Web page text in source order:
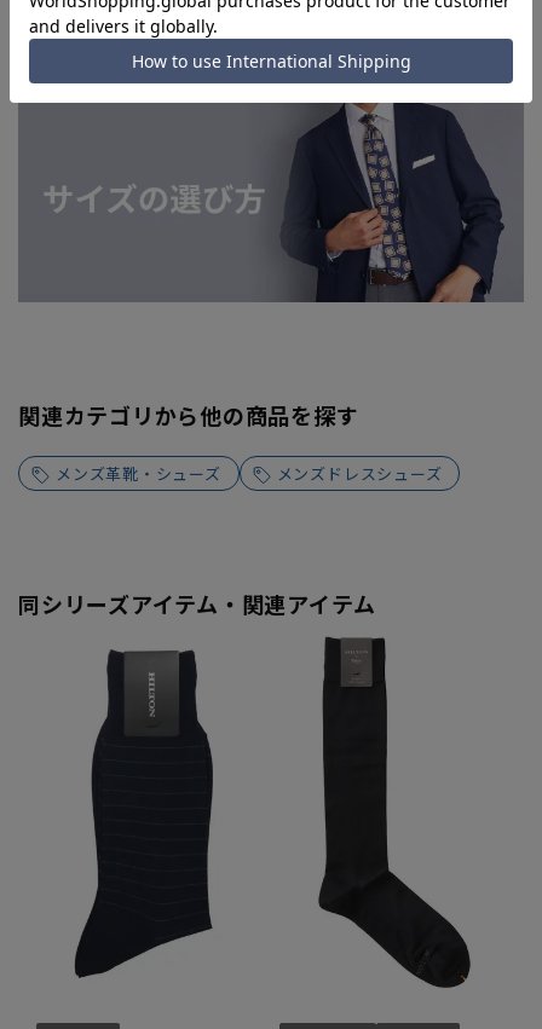
よってはお急ぎ発送サービスを選択できない場合がございま
す。
関連カテゴリから他の商品を探す
メンズ革靴・シューズ メンズドレスシューズ
同シリーズアイテム・関連アイテム